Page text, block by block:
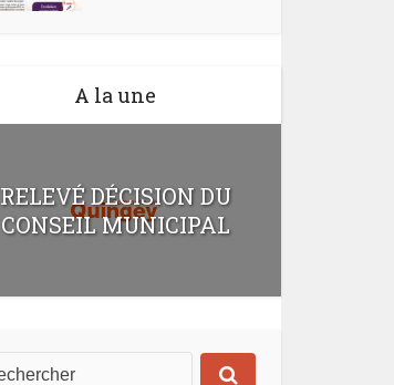
A la une
RELEVÉ DÉCISION DU
CONSEIL MUNICIPAL